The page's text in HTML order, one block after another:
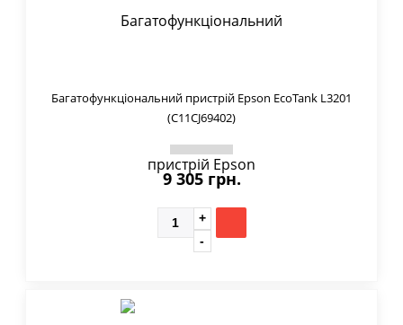
Багатофункціональний пристрій Epson EcoTank L3201
(C11CJ69402)
9 305 грн.